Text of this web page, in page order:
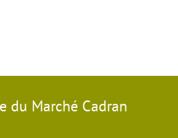
du Marché Cadran